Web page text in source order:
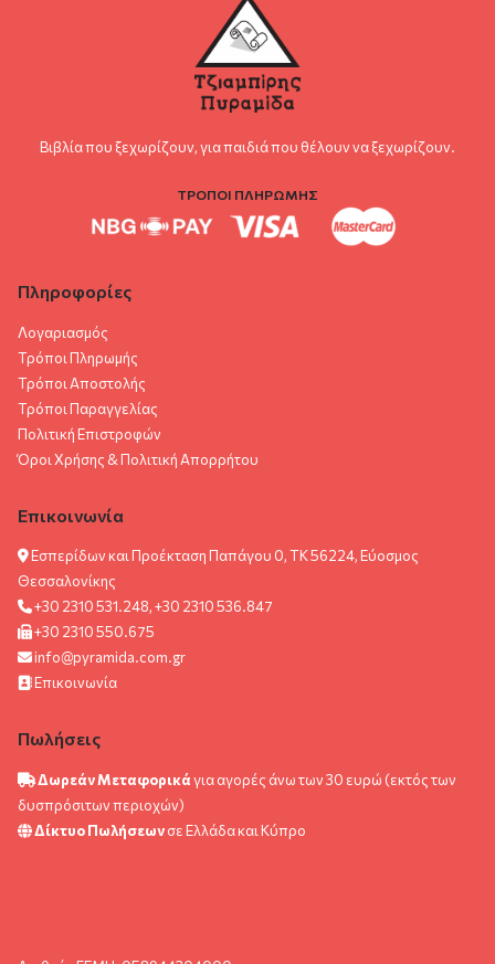
Βιβλία που ξεχωρίζουν, για παιδιά που θέλουν να ξεχωρίζουν.
ΤΡΟΠΟΙ ΠΛΗΡΩΜΗΣ
Πληροφορίες
Λογαριασμός
Τρόποι Πληρωμής
Τρόποι Αποστολής
Τρόποι Παραγγελίας
Πολιτική Επιστροφών
Όροι Χρήσης & Πολιτική Aπορρήτου
Επικοινωνία
Εσπερίδων και Προέκταση Παπάγου 0, ΤΚ 56224, Εύοσμος
Θεσσαλονίκης
+30 2310 531.248, +30 2310 536.847
+30 2310 550.675
info@pyramida.com.gr
Επικοινωνία
Πωλήσεις
Δωρεάν Μεταφορικάγια αγορές άνω των 30 ευρώ (εκτός των
δυσπρόσιτων περιοχών)
Δίκτυο Πωλήσεωνσε Ελλάδα και Κύπρο